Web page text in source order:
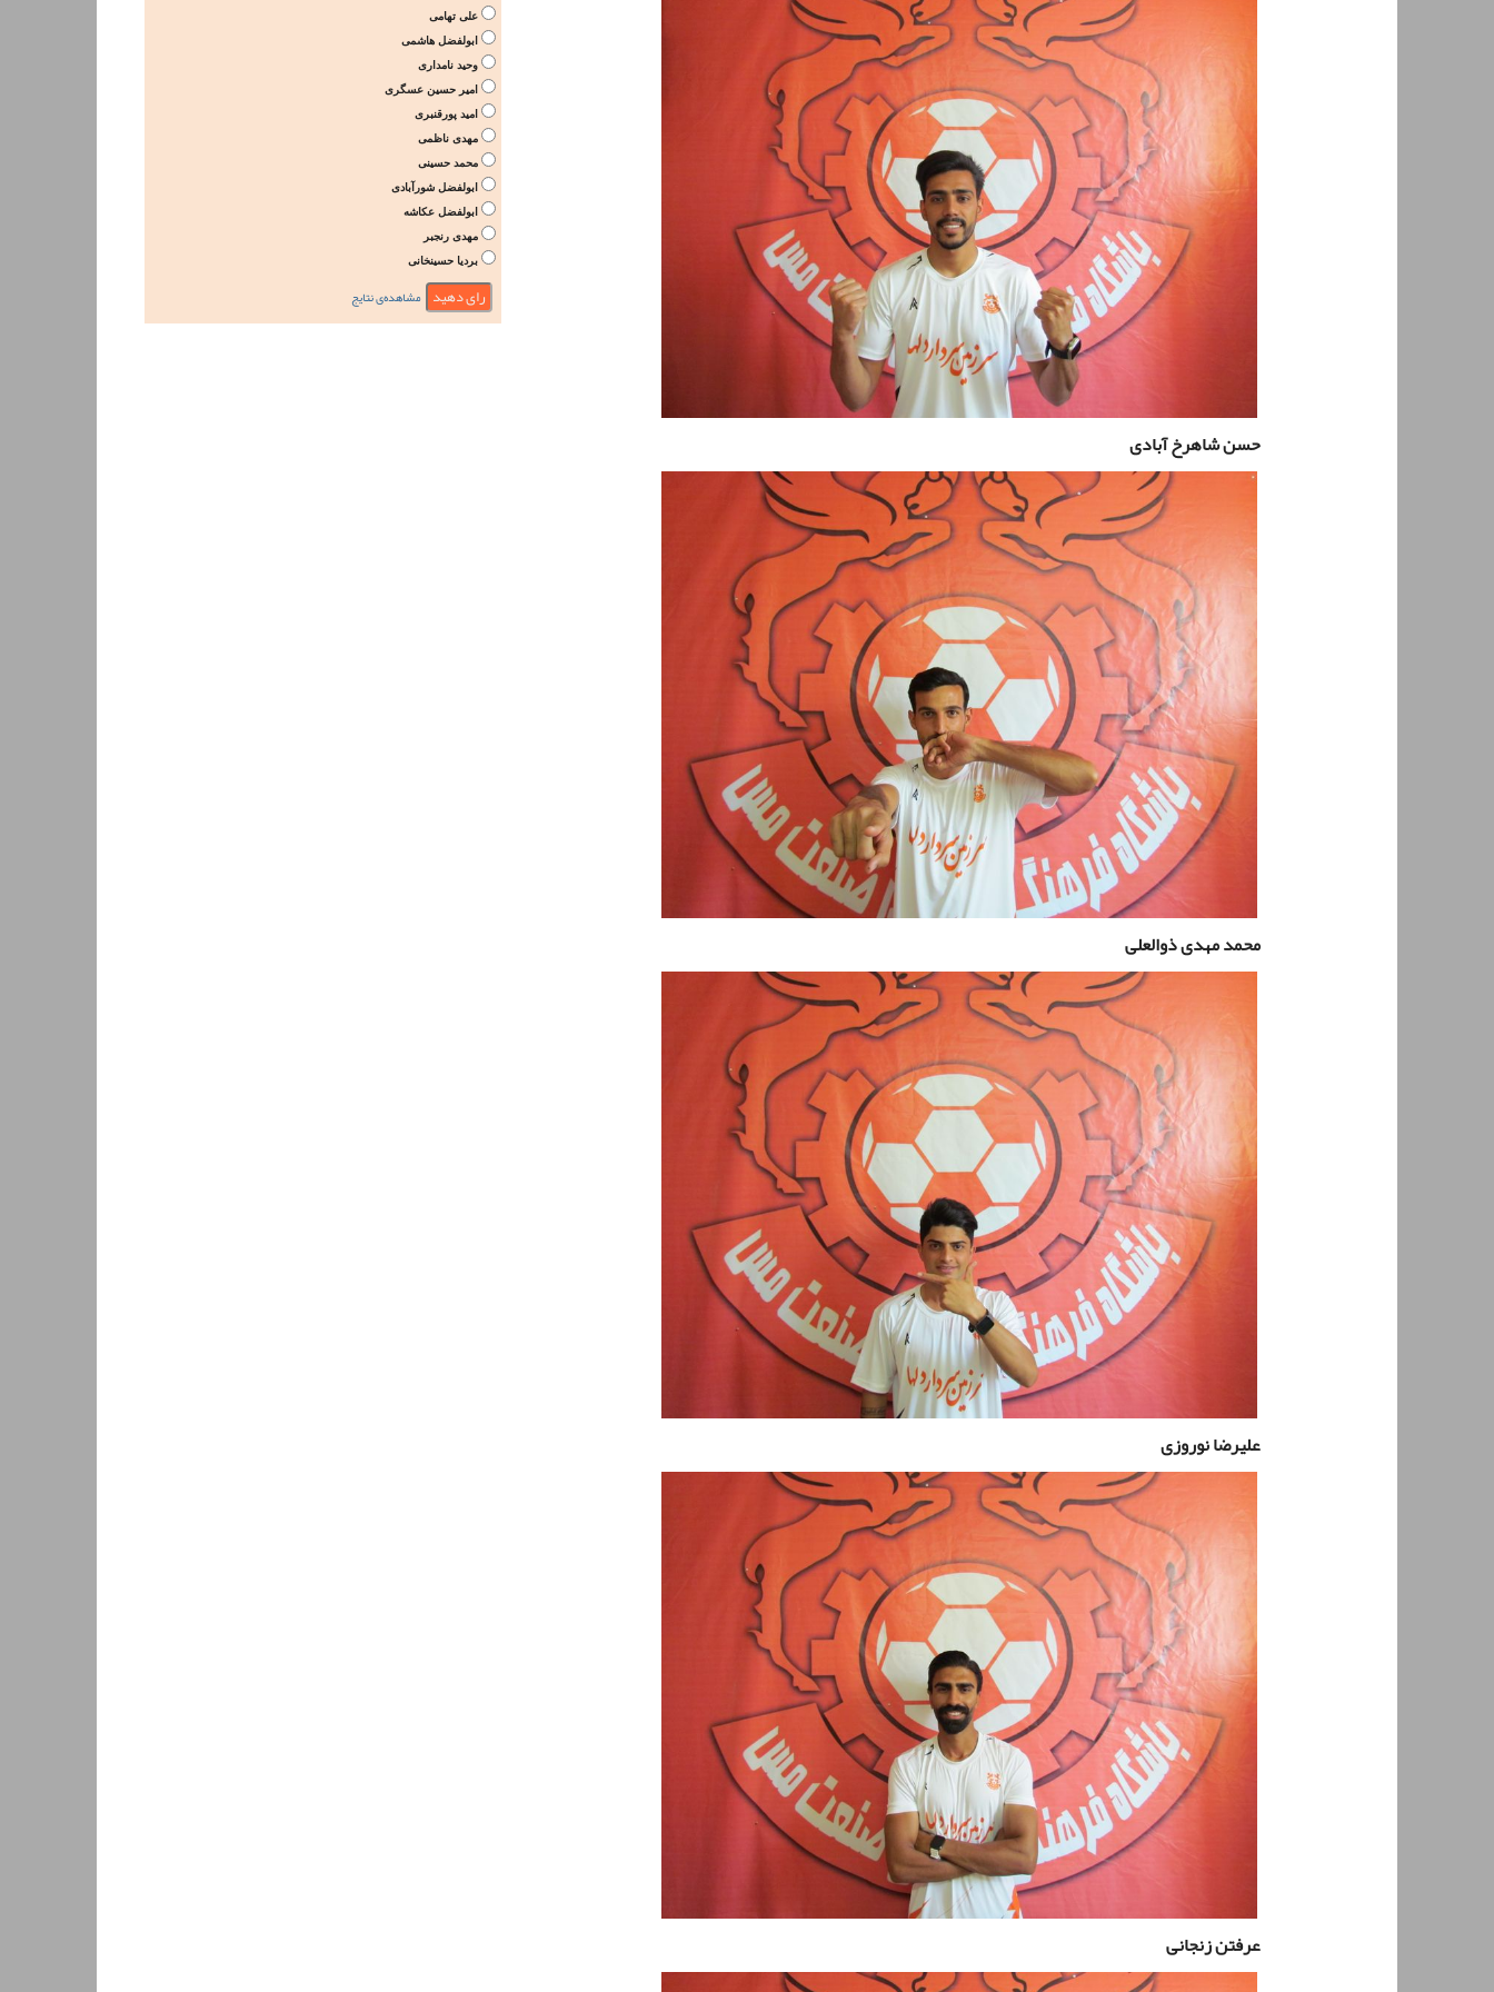
حسن شاهرخ آبادی
محمد مهدی ذوالعلی
علیرضا نوروزی
عرفتن زنجانی
علی تهامی
ابولفضل هاشمی
وحید نامداری
امیر حسین عسگری
امید پورقنبری
مهدی ناظمی
محمد حسینی
ابولفضل شورآبادی
ابولفضل عکاشه
مهدی رنجبر
بردیا حسینخانی
مشاهده‌ی نتایج